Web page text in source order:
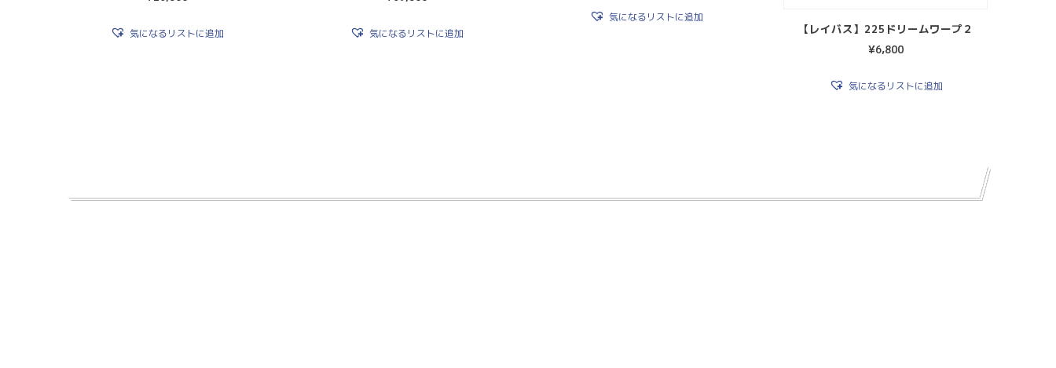
気になるリストに追加 気になるリストに追加
気になるリストに追加
【レイバス】225ドリームワープ２
¥6,800
気になるリストに追加